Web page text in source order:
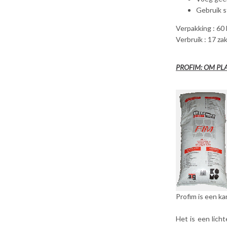
Gebruik
Verpakking : 60
Verbruik : 17
PROFIM: OM
Profim is een
Het is een